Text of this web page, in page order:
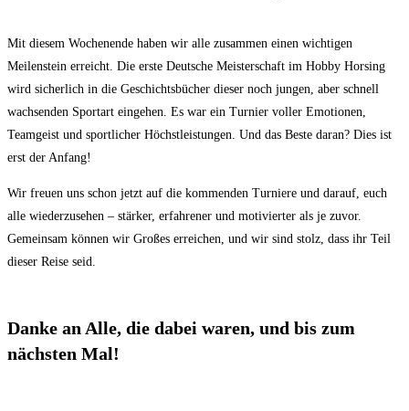
Mit diesem Wochenende haben wir alle zusammen einen wichtigen
Meilenstein erreicht. Die erste Deutsche Meisterschaft im Hobby Horsing
wird sicherlich in die Geschichtsbücher dieser noch jungen, aber schnell
wachsenden Sportart eingehen. Es war ein Turnier voller Emotionen,
Teamgeist und sportlicher Höchstleistungen. Und das Beste daran? Dies ist
erst der Anfang!
Wir freuen uns schon jetzt auf die kommenden Turniere und darauf, euch
alle wiederzusehen – stärker, erfahrener und motivierter als je zuvor.
Gemeinsam können wir Großes erreichen, und wir sind stolz, dass ihr Teil
dieser Reise seid.
Danke an Alle, die dabei waren, und bis zum
nächsten Mal!